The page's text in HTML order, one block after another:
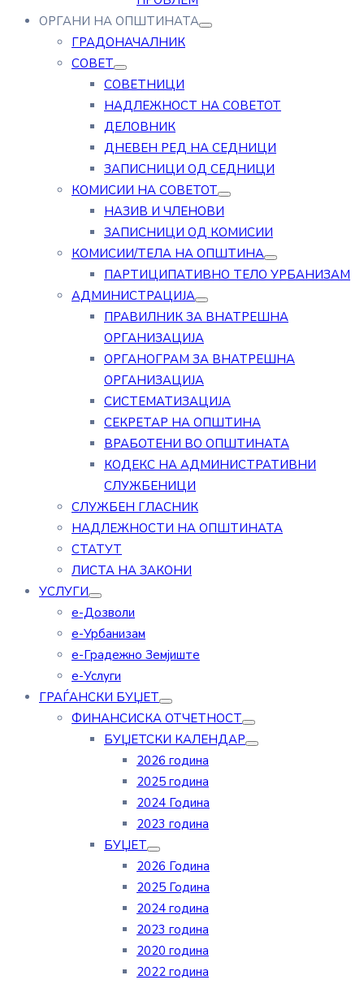
ОРГАНИ НА ОПШТИНАТА
ГРАДОНАЧАЛНИК
СОВЕТ
СОВЕТНИЦИ
НАДЛЕЖНОСТ НА СОВЕТОТ
ДЕЛОВНИК
ДНЕВЕН РЕД НА СЕДНИЦИ
ЗАПИСНИЦИ ОД СЕДНИЦИ
КОМИСИИ НА СОВЕТОТ
НАЗИВ И ЧЛЕНОВИ
ЗАПИСНИЦИ ОД КОМИСИИ
КОМИСИИ/ТЕЛА НА ОПШТИНА
ПАРТИЦИПАТИВНО ТЕЛО УРБАНИЗАМ
АДМИНИСТРАЦИЈА
ПРАВИЛНИК ЗА ВНАТРЕШНА
ОРГАНИЗАЦИЈА
ОРГАНОГРАМ ЗА ВНАТРЕШНА
ОРГАНИЗАЦИЈА
СИСТЕМАТИЗАЦИЈА
СЕКРЕТАР НА ОПШТИНА
ВРАБОТЕНИ ВО ОПШТИНАТА
КОДЕКС НА АДМИНИСТРАТИВНИ
СЛУЖБЕНИЦИ
СЛУЖБЕН ГЛАСНИК
НАДЛЕЖНОСТИ НА ОПШТИНАТА
СТАТУТ
ЛИСТА НА ЗАКОНИ
УСЛУГИ
е-Дозволи
е-Урбанизам
е-Градежно Земјиште
е-Услуги
ГРАЃАНСКИ БУЏЕТ
ФИНАНСИСКА ОТЧЕТНОСТ
БУЏЕТСКИ КАЛЕНДАР
2026 година
2025 година
2024 Година
2023 година
БУЏЕТ
2026 Година
2025 Година
2024 година
2023 година
2020 година
2022 година